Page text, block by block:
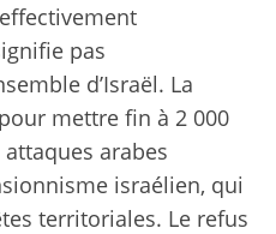
pas
d’Israël. La
mettre fin à 2 000
attaques arabes
israélien, qui
territoriales. Le refus